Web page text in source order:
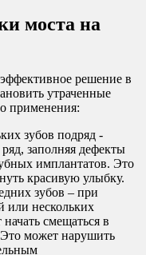
моста на
решение в
утраченные
применения:
зубов подряд -
заполняя дефекты
имплантатов. Это
красивую улыбку.
зубов – при
или нескольких
смещаться в
Это может нарушить